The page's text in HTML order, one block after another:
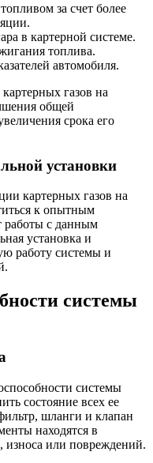
за счет более
в картерной системе.
топлива.
автомобиля.
газов на
общей
срока его
установки
картерных газов на
к опытным
работы с данным
установка и
работу системы и
системы
системы
состояние всех ее
шланги и клапан
находятся в
износа или повреждений.